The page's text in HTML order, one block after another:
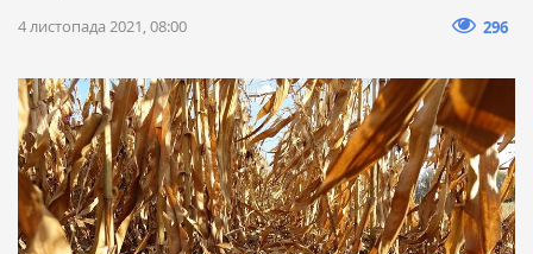
4 листопада 2021, 08:00 296